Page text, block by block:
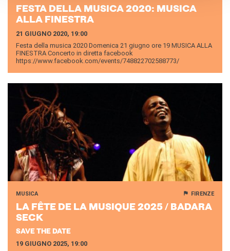
FESTA DELLA MU­SI­CA 2020: MU­SI­CA
ALLA FI­NE­STRA
21 GIUGNO 2020, 19:00
Festa della musica 2020 Domenica 21 giugno ore 19 MUSICA ALLA
FINESTRA Concerto in diretta facebook
https://www.facebook.com/events/748822702588773/
MUSICA FIRENZE
LA FÊTE DE LA MU­SI­QUE 2025 / BA­DA­RA
SECK
SAVE THE DATE
19 GIUGNO 2025, 19:00